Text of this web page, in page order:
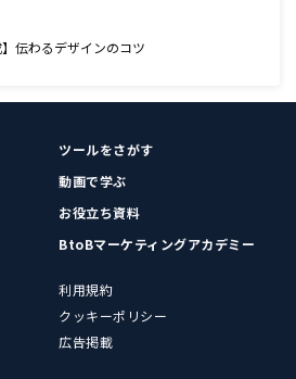
】伝わるデザインのコツ
ツールをさがす
動画で学ぶ
お役立ち資料
BtoBマーケティングアカデミー
利用規約
クッキーポリシー
広告掲載